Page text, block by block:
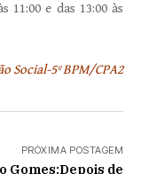
11:00 e das 13:00 às
Social-5º BPM/CPA2
PRÓXIMA POSTAGEM
Gomes:Depois de